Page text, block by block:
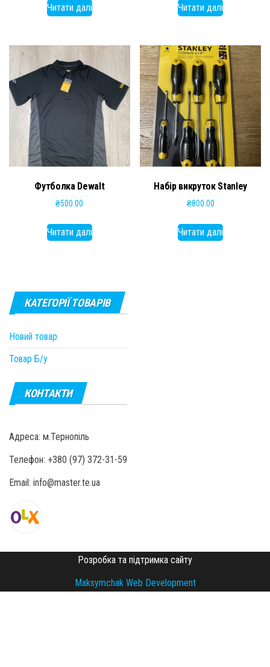
Читати далі Читати далі
Футболка Dewalt
₴500.00
Читати далі
Набір викруток Stanley
₴800.00
Читати далі
КАТЕГОРІЇ ТОВАРІВ
Новий товар
Товар Б/у
КОНТАКТИ
Адреса: м.Тернопіль
Телефон: +380 (97) 372-31-59
Email: info@master.te.ua
Розробка та підтримка сайту
Maksymchak Web Development